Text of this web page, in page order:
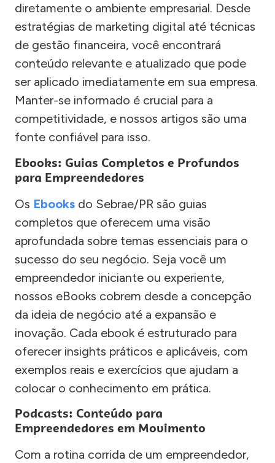
diretamente o ambiente empresarial. Desde
estratégias de marketing digital até técnicas
de gestão financeira, você encontrará
conteúdo relevante e atualizado que pode
ser aplicado imediatamente em sua empresa.
Manter-se informado é crucial para a
competitividade, e nossos artigos são uma
fonte confiável para isso.
Ebooks: Guias Completos e Profundos
para Empreendedores
Os Ebooks do Sebrae/PR são guias
completos que oferecem uma visão
aprofundada sobre temas essenciais para o
sucesso do seu negócio. Seja você um
empreendedor iniciante ou experiente,
nossos eBooks cobrem desde a concepção
da ideia de negócio até a expansão e
inovação. Cada ebook é estruturado para
oferecer insights práticos e aplicáveis, com
exemplos reais e exercícios que ajudam a
colocar o conhecimento em prática.
Podcasts: Conteúdo para
Empreendedores em Movimento
Com a rotina corrida de um empreendedor,